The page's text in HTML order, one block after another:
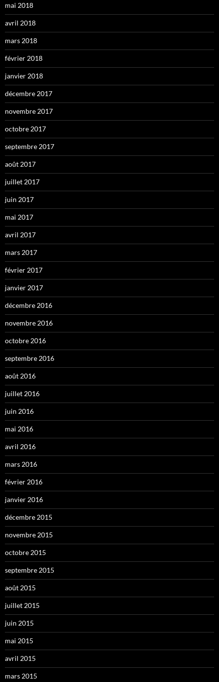
mai 2018
avril 2018
mars 2018
février 2018
janvier 2018
décembre 2017
novembre 2017
octobre 2017
septembre 2017
août 2017
juillet 2017
juin 2017
mai 2017
avril 2017
mars 2017
février 2017
janvier 2017
décembre 2016
novembre 2016
octobre 2016
septembre 2016
août 2016
juillet 2016
juin 2016
mai 2016
avril 2016
mars 2016
février 2016
janvier 2016
décembre 2015
novembre 2015
octobre 2015
septembre 2015
août 2015
juillet 2015
juin 2015
mai 2015
avril 2015
mars 2015